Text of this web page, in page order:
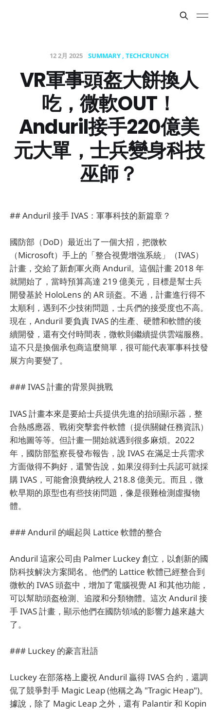
12 2月 2025 SUMMARY TECHCRUNCH
VR軍事頭盔大餅換人
吃，微軟OUT！
Anduril接手220億美
元大單，士兵變身科技
巫師？
## Anduril 接手 IVAS：軍事科技的新篇章？
國防部（DoD）最近出了一個大招，把微軟
（Microsoft）手上的「整合視覺增強系統」（IVAS）
計畫，交給了新創軍火商 Anduril。這個計畫 2018 年
就開始了，當時預算高達 219 億美元，目標是幫士兵
開發基於 HoloLens 的 AR 頭盔。不過，計畫進行得不
太順利，遇到不少技術問題，士兵們的接受度也不高。
現在，Anduril 要負責 IVAS 的生產、硬體和軟體的後
續開發，還有交付時間表，微軟則繼續提供雲端服務。
這不只是換個承包商這麼簡單，很可能代表軍事科技發
展方向要變了。
### IVAS 計畫的背景與挑戰
IVAS 計畫本來是要給士兵提供先進的抬頭顯示器，整
合熱感應器、戰術突擊套件軟體（提供關鍵任務資訊）
和地圖等等。但計畫一開始就遇到很多麻煩。2022
年，國防部監察長發布報告，說 IVAS 在滿足士兵需求
方面做得不夠好，還警告說，如果沒得到士兵認可就採
購 IVAS，可能會浪費納稅人 218.8 億美元。而且，微
軟早期的原型也有些技術問題，像是很難檢測虛擬物
體。
### Anduril 的崛起與 Lattice 軟體的整合
Anduril 這家公司由 Palmer Luckey 創立，以創新的國
防科技解決方案聞名。他們的 Lattice 軟體已經整合到
微軟的 IVAS 頭盔中，增加了電腦視覺 AI 和其他功能，
可以幫助頭盔檢測、追蹤和分類物體。這次 Anduril 接
手 IVAS 計畫，顯示他們在國防領域的影響力越來越大
了。
### Luckey 的豪言壯語
Luckey 在部落格上慶祝 Anduril 贏得 IVAS 合約，還調
侃了競爭對手 Magic Leap (他稱之為 "Tragic Heap")。
據說，除了 Magic Leap 之外，還有 Palantir 和 Kopin